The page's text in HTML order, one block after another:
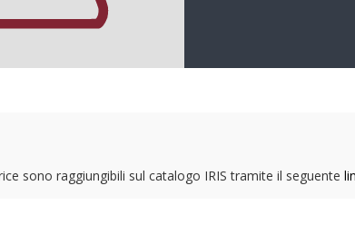
sono raggiungibili sul catalogo IRIS tramite il seguente